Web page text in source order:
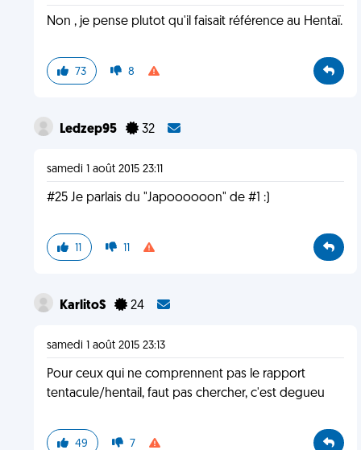
Non , je pense plutot qu'il faisait référence au Hentaï.
73 8
Ledzep95 32
samedi 1 août 2015 23:11
#25 Je parlais du "Japoooooon" de #1 :)
11 11
KarlitoS 24
samedi 1 août 2015 23:13
Pour ceux qui ne comprennent pas le rapport
tentacule/hentail, faut pas chercher, c'est degueu
49 7